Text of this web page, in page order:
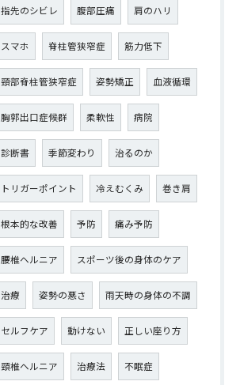
指先のシビレ 腹部圧痛 肩のハリ
スマホ 脊柱管狭窄症 筋力低下
頸部脊柱管狭窄症 姿勢矯正 血液循環
胸郭出口症候群 柔軟性 病院
診断書 季節変わり 治るのか
トリガーポイント 冷えむくみ 巻き肩
根本的な改善 予防 痛み予防
腰椎ヘルニア スポーツ後の身体のケア
治療 姿勢の悪さ 雨天時の身体の不調
セルフケア 動けない 正しい座り方
頸椎ヘルニア 治療法 不眠症